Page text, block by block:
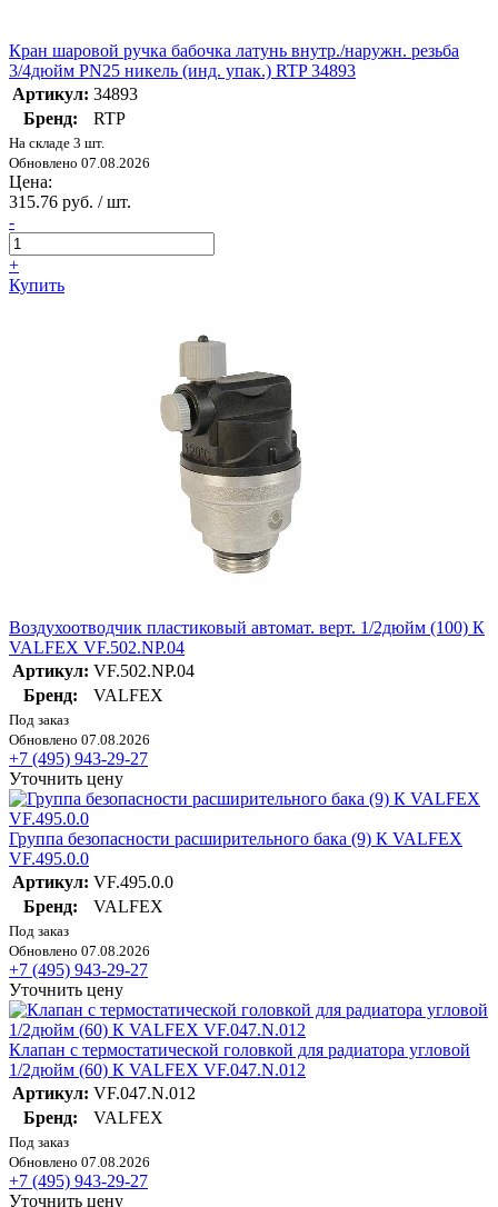
Кран шаровой ручка бабочка латунь внутр./наружн. резьба
3/4дюйм PN25 никель (инд. упак.) RTP 34893
Артикул: 34893
Бренд:
RTP
На складе 3 шт.
Обновлено 07.08.2026
Цена:
315.76 руб. / шт.
-
+
Купить
Воздухоотводчик пластиковый автомат. верт. 1/2дюйм (100) К
VALFEX VF.502.NP.04
Артикул: VF.502.NP.04
Бренд:
VALFEX
Под заказ
Обновлено 07.08.2026
+7 (495) 943-29-27
Уточнить цену
Группа безопасности расширительного бака (9) К VALFEX
VF.495.0.0
Артикул: VF.495.0.0
Бренд:
VALFEX
Под заказ
Обновлено 07.08.2026
+7 (495) 943-29-27
Уточнить цену
Клапан с термостатической головкой для радиатора угловой
1/2дюйм (60) К VALFEX VF.047.N.012
Артикул: VF.047.N.012
Бренд:
VALFEX
Под заказ
Обновлено 07.08.2026
+7 (495) 943-29-27
Уточнить цену